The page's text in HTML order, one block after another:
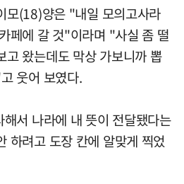
모(18)양은 "내일 모의고사라
페에 갈 것"이라며 "사실 좀 떨
고 왔는데도 막상 가보니까 뽑
웃어 보였다.
서 나라에 내 뜻이 전달됐다는
하려고 도장 칸에 알맞게 찍었